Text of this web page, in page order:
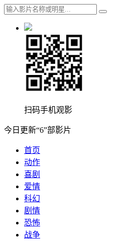
扫码手机观影
今日更新“6”部影片
首页
动作
喜剧
爱情
科幻
剧情
恐怖
战争